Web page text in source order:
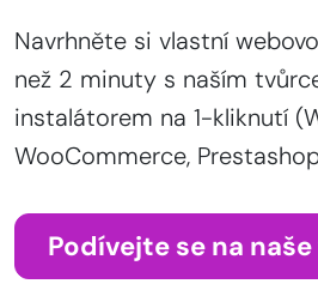
Navrhněte si vlastní
než 2 minuty s naším
instalátorem na 1-kliknutí
WooCommerce,
Podívejte se na